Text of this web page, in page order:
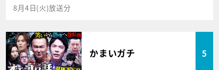
8月4日(火)放送分
かまいガチ 5